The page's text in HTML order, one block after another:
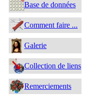
Base de données
Comment faire ...
Galerie
Collection de liens
Remerciements